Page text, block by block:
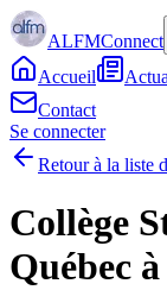
ALFMConnect
Accueil
Contact
Se connecter
Retour à la liste
Collège
Québec